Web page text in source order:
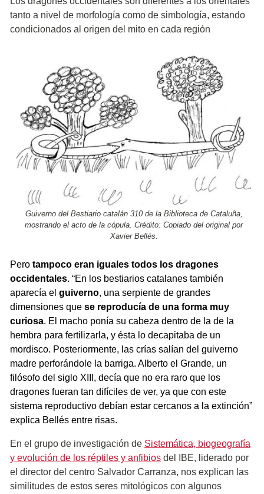
tanto a nivel de morfología como de simbología, estando
condicionados al origen del mito en cada región
Guiverno del Bestiario catalán 310 de la Biblioteca de Cataluña,
mostrando el acto de la cópula. Crédito: Copiado del original por
Xavier Bellés.
Pero tampoco eran iguales todos los dragones
occidentales. “En los bestiarios catalanes también
aparecía el guiverno, una serpiente de grandes
dimensiones que se reproducía de una forma muy
curiosa. El macho ponía su cabeza dentro de la de la
hembra para fertilizarla, y ésta lo decapitaba de un
mordisco. Posteriormente, las crías salían del guiverno
madre perforándole la barriga. Alberto el Grande, un
filósofo del siglo XIII, decía que no era raro que los
dragones fueran tan difíciles de ver, ya que con este
sistema reproductivo debían estar cercanos a la extinción”
explica Bellés entre risas.
En el grupo de investigación de Sistemática, biogeografía
y evolución de los réptiles y anfibios del IBE, liderado por
el director del centro Salvador Carranza, nos explican las
similitudes de estos seres mitológicos con algunos